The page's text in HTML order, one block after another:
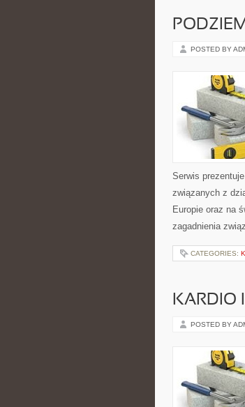
POSTED BY
Serwis
związanych z
Europie oraz na
zagadnienia
CATEGORIES:
KARDIO
POSTED BY